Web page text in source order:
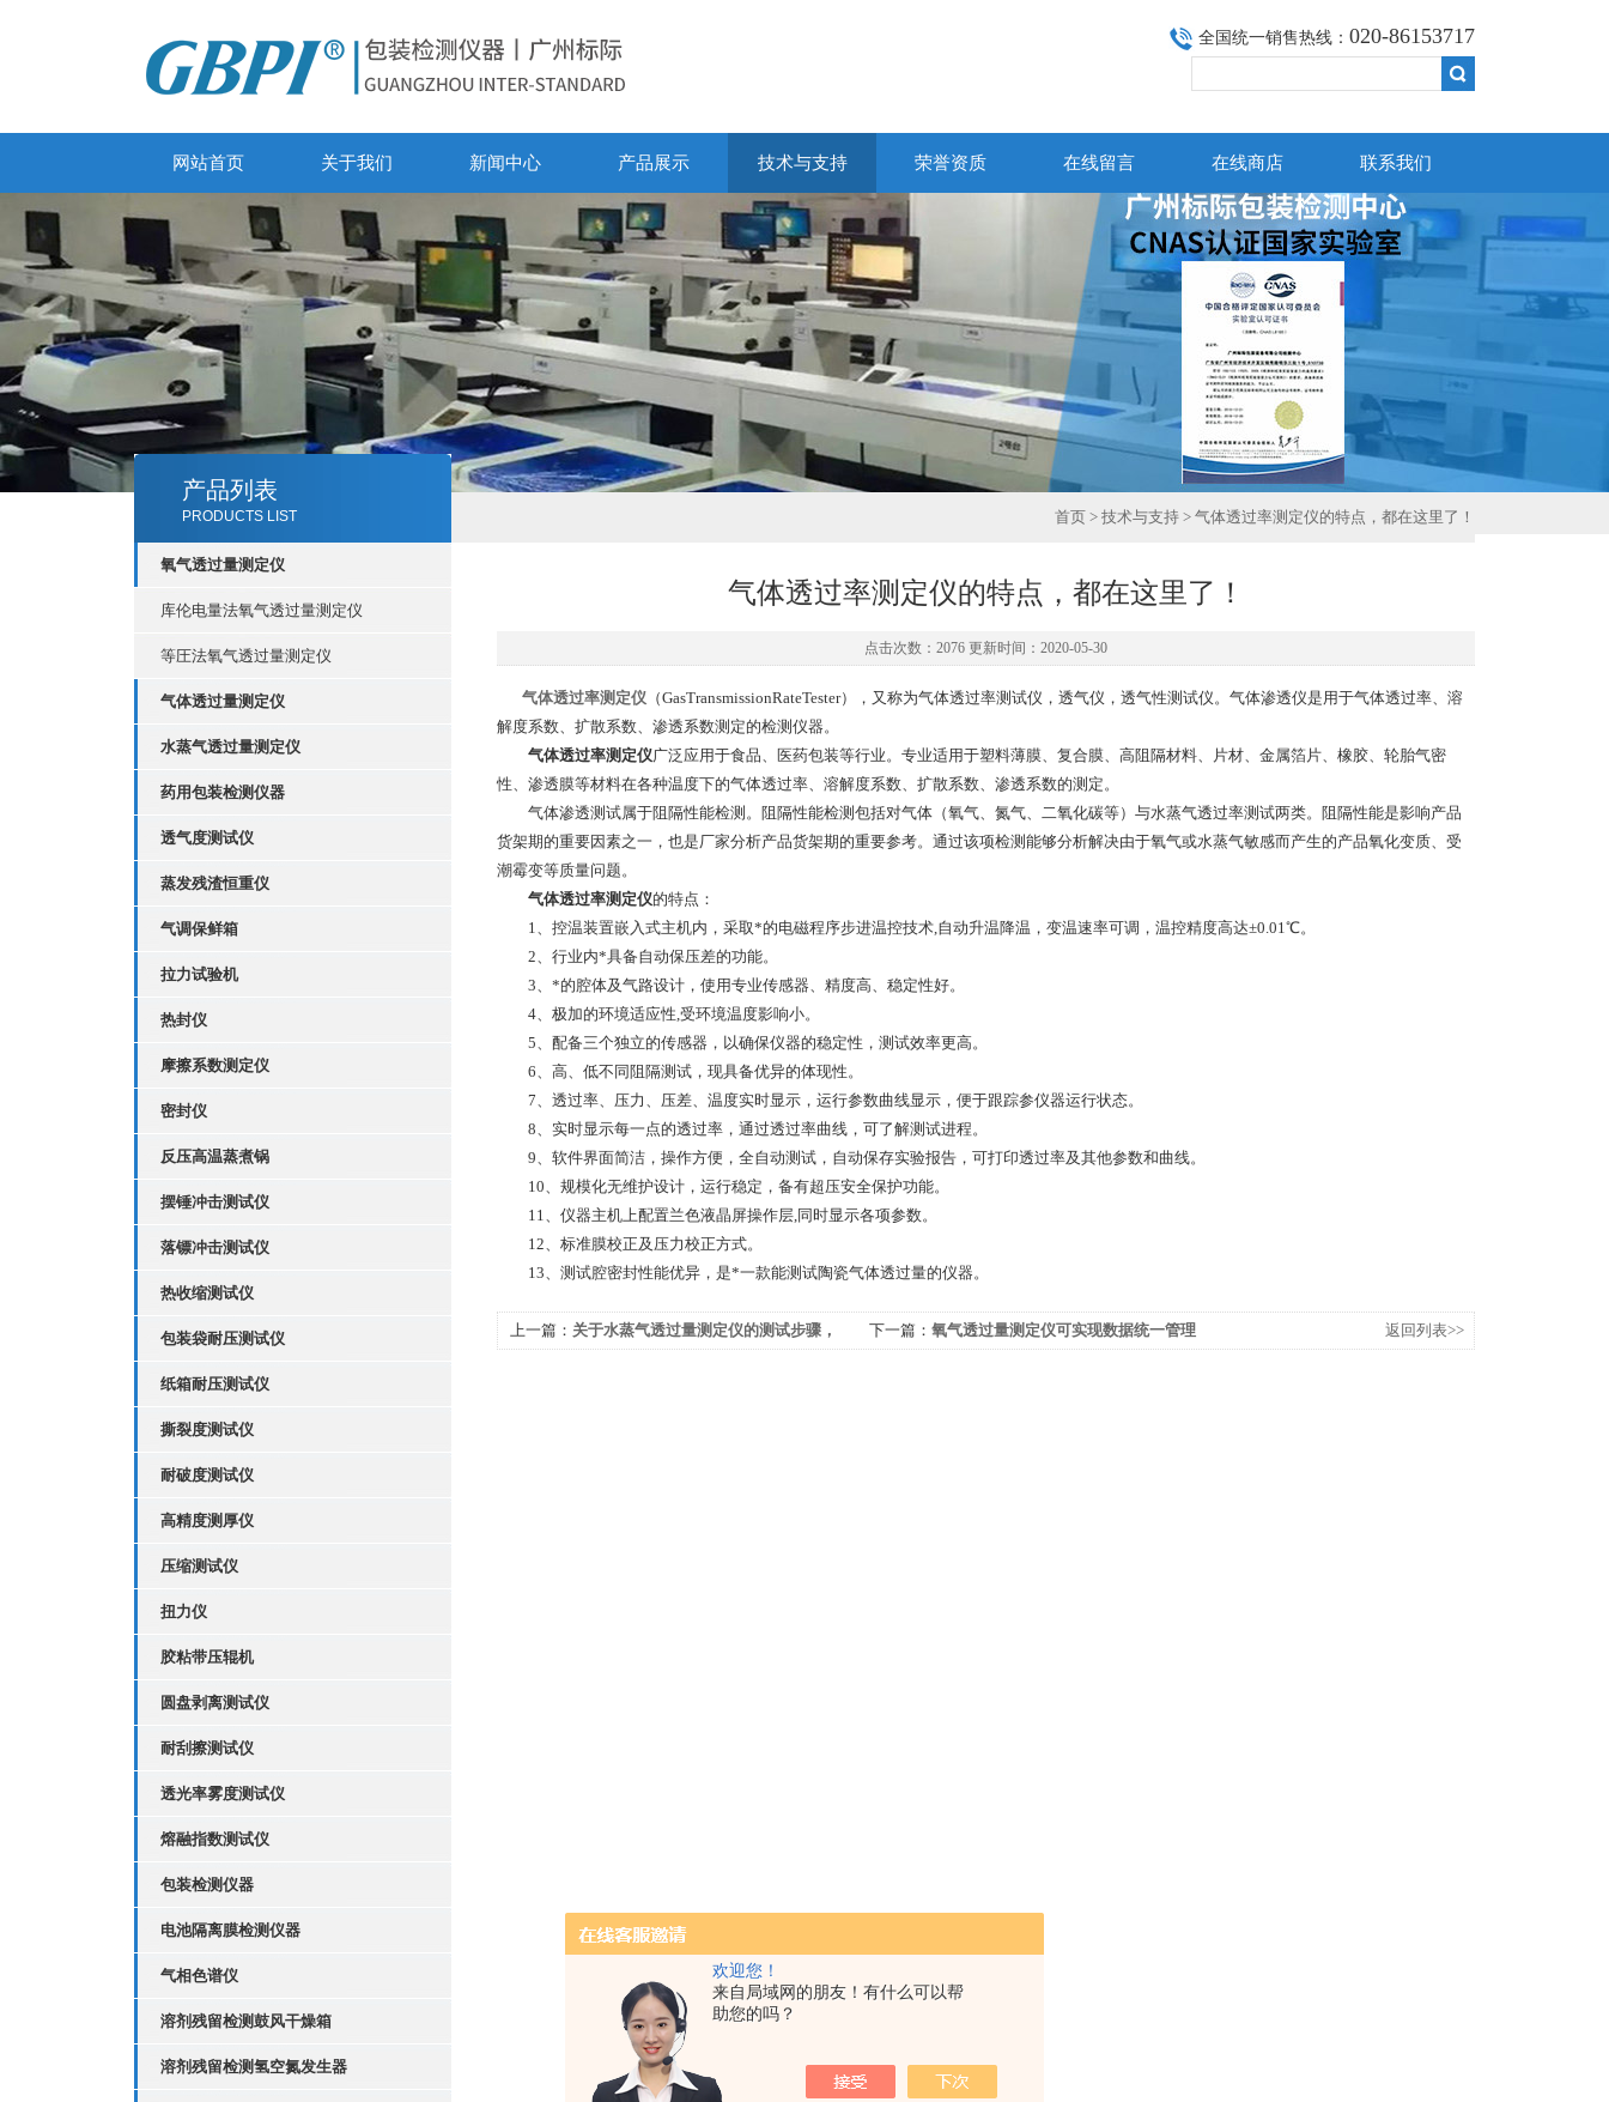
欢迎您！
来自局域网的朋友！有什么可以帮
助您的吗？
全国统一销售热线： 020-86153717
网站首页 关于我们 新闻中心 产品展示 技术与支持 荣誉资质 在线留言 在线商店 联系我们
产品列表
PRODUCTS LIST
氧气透过量测定仪
库伦电量法氧气透过量测定仪
等圧法氧气透过量测定仪
气体透过量测定仪
水蒸气透过量测定仪
药用包装检测仪器
透气度测试仪
蒸发残渣恒重仪
气调保鲜箱
拉力试验机
热封仪
摩擦系数测定仪
密封仪
反压高温蒸煮锅
摆锤冲击测试仪
落镖冲击测试仪
热收缩测试仪
包装袋耐压测试仪
纸箱耐压测试仪
撕裂度测试仪
耐破度测试仪
高精度测厚仪
压缩测试仪
扭力仪
胶粘带压辊机
圆盘剥离测试仪
耐刮擦测试仪
透光率雾度测试仪
熔融指数测试仪
包装检测仪器
电池隔离膜检测仪器
气相色谱仪
溶剂残留检测鼓风干燥箱
溶剂残留检测氢空氮发生器
首页 > 技术与支持 > 气体透过率测定仪的特点，都在这里了！
气体透过率测定仪的特点，都在这里了！
点击次数：2076 更新时间：2020-05-30
气体透过率测定仪 （GasTransmissionRateTester），又称为气体透过率测试仪，透气仪，透气性测试仪。气体渗透仪是用于气体透过率、溶
解度系数、扩散系数、渗透系数测定的检测仪器。
气体透过率测定仪广泛应用于食品、医药包装等行业。专业适用于塑料薄膜、复合膜、高阻隔材料、片材、金属箔片、橡胶、轮胎气密
性、渗透膜等材料在各种温度下的气体透过率、溶解度系数、扩散系数、渗透系数的测定。
气体渗透测试属于阻隔性能检测。阻隔性能检测包括对气体（氧气、氮气、二氧化碳等）与水蒸气透过率测试两类。阻隔性能是影响产品
货架期的重要因素之一，也是厂家分析产品货架期的重要参考。通过该项检测能够分析解决由于氧气或水蒸气敏感而产生的产品氧化变质、受
潮霉变等质量问题。
气体透过率测定仪的特点：
1、控温装置嵌入式主机内，采取*的电磁程序步进温控技术,自动升温降温，变温速率可调，温控精度高达±0.01℃。
2、行业内*具备自动保压差的功能。
3、*的腔体及气路设计，使用专业传感器、精度高、稳定性好。
4、极加的环境适应性,受环境温度影响小。
5、配备三个独立的传感器，以确保仪器的稳定性，测试效率更高。
6、高、低不同阻隔测试，现具备优异的体现性。
7、透过率、压力、压差、温度实时显示，运行参数曲线显示，便于跟踪参仪器运行状态。
8、实时显示每一点的透过率，通过透过率曲线，可了解测试进程。
9、软件界面简洁，操作方便，全自动测试，自动保存实验报告，可打印透过率及其他参数和曲线。
10、规模化无维护设计，运行稳定，备有超压安全保护功能。
11、仪器主机上配置兰色液晶屏操作层,同时显示各项参数。
12、标准膜校正及压力校正方式。
13、测试腔密封性能优异，是*一款能测试陶瓷气体透过量的仪器。
上一篇： 关于水蒸气透过量测定仪的测试步骤，
下一篇： 氧气透过量测定仪可实现数据统一管理 返回列表>>